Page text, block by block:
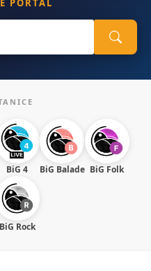
PORTAL
BiG 4 BiG Balade BiG Folk
BiG Rock